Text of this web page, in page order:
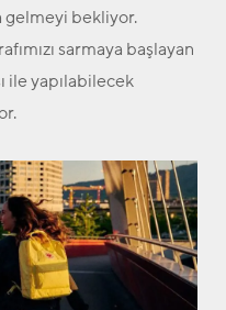
gelmeyi bekliyor.
sarmaya başlayan
ile yapılabilecek